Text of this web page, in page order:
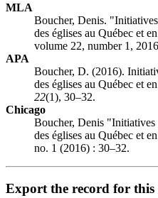
MLA
Boucher, Denis.
des églises au Québec et
volume 22, number 1,
APA
Boucher, D. (2016).
des églises au Québec et
22(1), 30–32.
Chicago
Boucher, Denis "Initiatives
des églises au Québec et
no. 1 (2016) : 30–32.
Export the record for this